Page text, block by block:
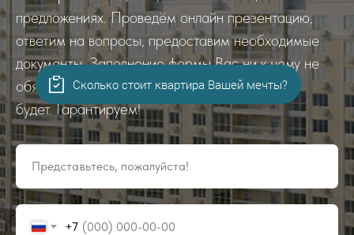
предложениях. Проведём онлайн презентацию,
ответим на вопросы, предоставим необходимые
документы. Заполнение формы Вас ни к чему не
обязывает. Повторных звонков и рассылок не
будет. Гарантируем!
Представьтесь, пожалуйста!
+7
Сколько стоит квартира Вашей мечты?